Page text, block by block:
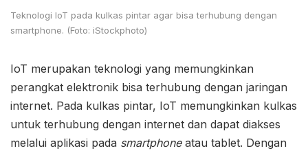
Teknologi IoT pada kulkas pintar agar bisa terhubung dengan
smartphone. (Foto: iStockphoto)
IoT merupakan teknologi yang memungkinkan
perangkat elektronik bisa terhubung dengan jaringan
internet. Pada kulkas pintar, IoT memungkinkan kulkas
untuk terhubung dengan internet dan dapat diakses
melalui aplikasi pada smartphoneatau tablet. Dengan